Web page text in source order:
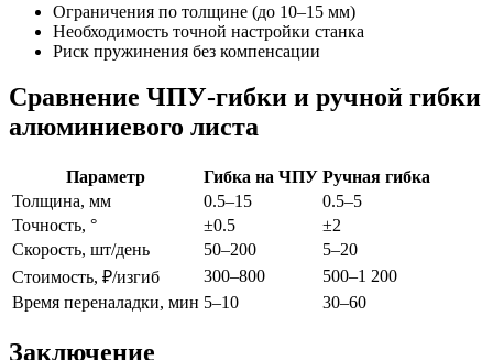
Ограничения по толщине (до 10–15 мм)
Необходимость точной настройки станка
Риск пружинения без компенсации
Сравнение ЧПУ-гибки и ручной гибки
алюминиевого листа
Параметр Гибка на ЧПУ Ручная гибка
Толщина, мм
0.5–15
0.5–5
Точность, °
±0.5
±2
Скорость, шт/день
50–200
5–20
Стоимость, ₽/изгиб
300–800
500–1 200
Время переналадки, мин 5–10 30–60
Заключение